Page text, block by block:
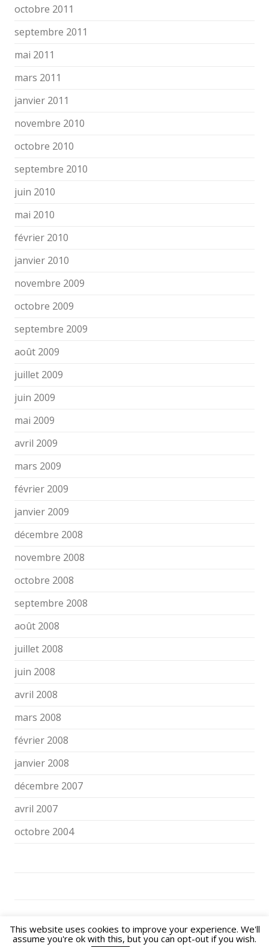
octobre 2011
septembre 2011
mai 2011
mars 2011
janvier 2011
novembre 2010
octobre 2010
septembre 2010
juin 2010
mai 2010
février 2010
janvier 2010
novembre 2009
octobre 2009
septembre 2009
août 2009
juillet 2009
juin 2009
mai 2009
avril 2009
mars 2009
février 2009
janvier 2009
décembre 2008
novembre 2008
octobre 2008
septembre 2008
août 2008
juillet 2008
juin 2008
avril 2008
mars 2008
février 2008
janvier 2008
décembre 2007
avril 2007
octobre 2004
Rights Reserved.
This website uses cookies to improve your experience. We'll
assume you're ok with this, but you can opt-out if you wish.